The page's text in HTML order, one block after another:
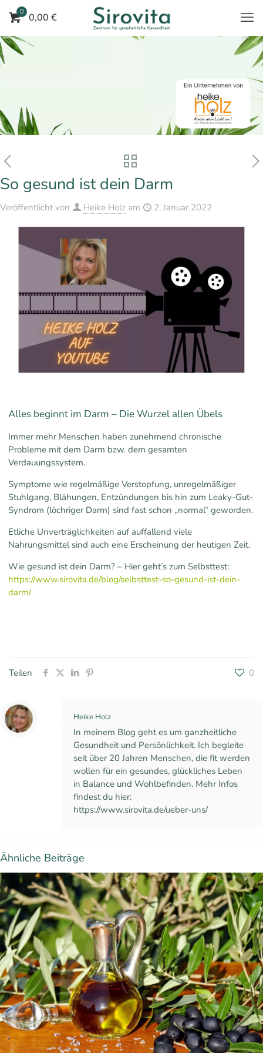
0 0,00 €
So gesund ist dein Darm
Veröffentlicht von Heike Holz am 2. Januar 2022
Alles beginnt im Darm – Die Wurzel allen Übels
Immer mehr Menschen haben zunehmend chronische
Probleme mit dem Darm bzw. dem gesamten
Verdauungssystem.
Symptome wie regelmäßige Verstopfung, unregelmäßiger
Stuhlgang, Blähungen, Entzündungen bis hin zum Leaky-Gut-
Syndrom (löchriger Darm) sind fast schon „normal“ geworden.
Etliche Unverträglichkeiten auf auffallend viele
Nahrungsmittel sind auch eine Erscheinung der heutigen Zeit.
Wie gesund ist dein Darm? – Hier geht’s zum Selbsttest:
https://www.sirovita.de/blog/selbsttest-so-gesund-ist-dein-
darm/
Teilen 0
Heike Holz
In meinem Blog geht es um ganzheitliche
Gesundheit und Persönlichkeit. Ich begleite
seit über 20 Jahren Menschen, die fit werden
wollen für ein gesundes, glückliches Leben
in Balance und Wohlbefinden. Mehr Infos
findest du hier:
https://www.sirovita.de/ueber-uns/
Ähnliche Beiträge